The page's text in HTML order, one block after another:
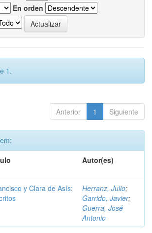
En orden
1.
Anterior 1 Siguiente
Autor(es)
y Clara de Asís:
Herranz, Julio;
Garrido, Javier;
Guerra, José
Antonio